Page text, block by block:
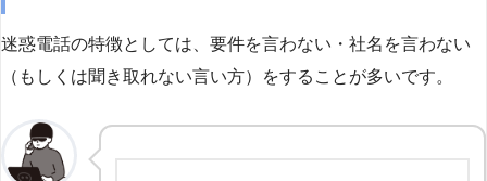
迷惑電話の特徴としては、要件を言わない・社名を言わない
（もしくは聞き取れない言い方）をすることが多いです。